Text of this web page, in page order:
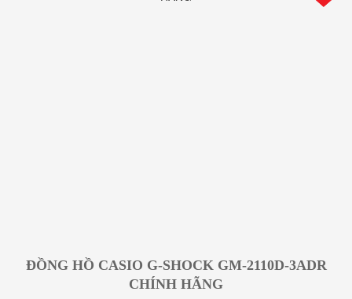
ĐỒNG HỒ CASIO G-SHOCK GM-2110D-3ADR
CHÍNH HÃNG